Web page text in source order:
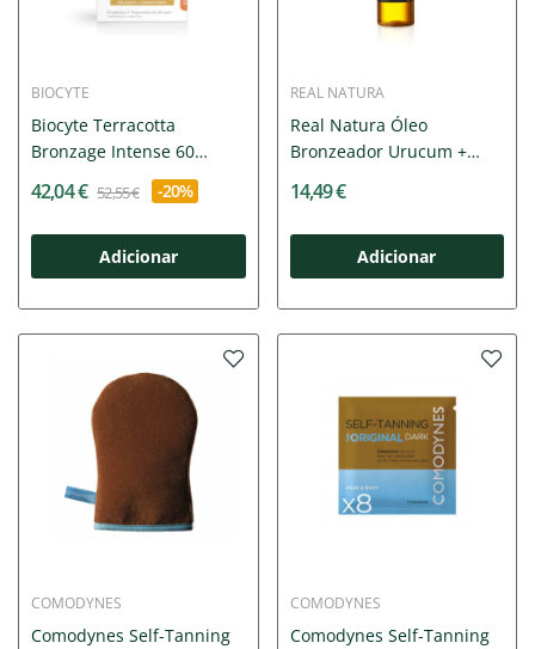
BIOCYTE
Biocyte Terracotta
Bronzage Intense 60
42,04 € 52,55 € -20%
Adicionar
REAL NATURA
Real Natura Óleo
Bronzeador Urucum +
14,49 €
Adicionar
COMODYNES
Comodynes Self-Tanning
COMODYNES
Comodynes Self-Tanning